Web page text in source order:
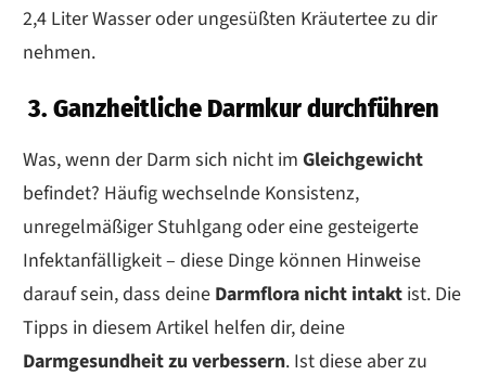
2,4 Liter Wasser oder ungesüßten Kräutertee zu dir
nehmen.
3. Ganzheitliche Darmkur durchführen
Was, wenn der Darm sich nicht im Gleichgewicht
befindet? Häufig wechselnde Konsistenz,
unregelmäßiger Stuhlgang oder eine gesteigerte
Infektanfälligkeit – diese Dinge können Hinweise
darauf sein, dass deine Darmflora nicht intakt ist. Die
Tipps in diesem Artikel helfen dir, deine
Darmgesundheit zu verbessern. Ist diese aber zu